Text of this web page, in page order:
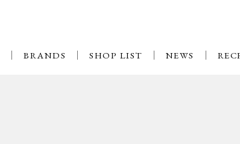
BRANDS SHOP LIST NEWS